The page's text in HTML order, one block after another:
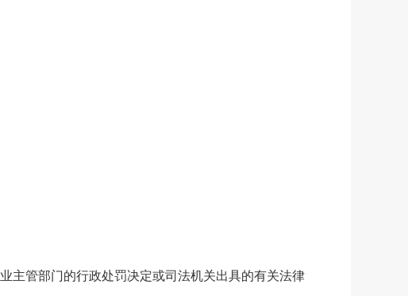
管部门的行政处罚决定或司法机关出具的有关法律